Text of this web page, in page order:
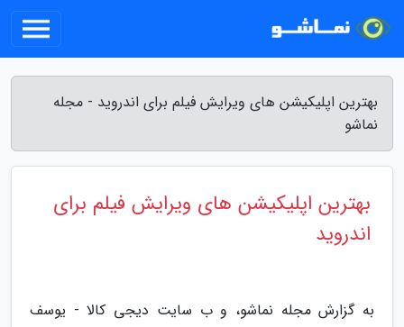
بهترین اپلیکیشن های ویرایش فیلم برای اندروید - مجله
نماشو
بهترین اپلیکیشن های ویرایش فیلم برای
اندروید
به گزارش مجله نماشو، و ب سایت دیجی کالا - یوسف